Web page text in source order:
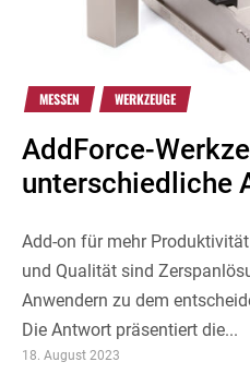
MESSEN WERKZEUGE
AddForce-
unterschiedliche
Add-on für mehr
und Qualität sind
Anwendern zu dem
Die Antwort präsentiert die...
18. August 2023